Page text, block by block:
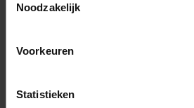
Noodzakelijk
Voorkeuren
Statistieken
'Halszkaraptor
is een
de co-auteurs. ‘Hij leefde zoals
watervogel, aan land én ook
verwacht dat dinosauriërs ze